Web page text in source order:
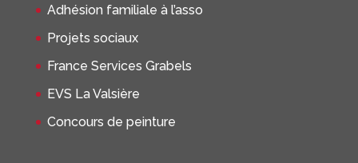
Adhésion familiale à l’asso
Projets sociaux
France Services Grabels
EVS La Valsière
Concours de peinture